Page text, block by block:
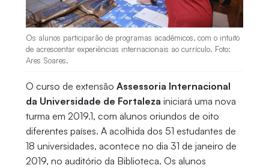
Os alunos participarão de programas acadêmicos, com o intuito
de acrescentar experiências internacionais ao currículo. Foto:
Ares Soares.
O curso de extensão Assessoria Internacional
da Universidade de Fortaleza iniciará uma nova
turma em 2019.1, com alunos oriundos de oito
diferentes países. A acolhida dos 51 estudantes de
18 universidades, acontece no dia 31 de janeiro de
2019, no auditório da Biblioteca. Os alunos